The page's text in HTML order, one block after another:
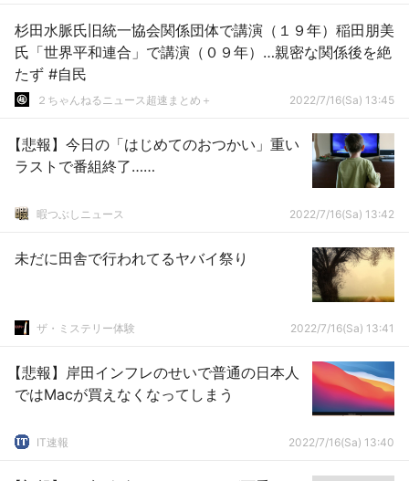
杉田水脈氏旧統一協会関係団体で講演（１９年）稲田朋美
氏「世界平和連合」で講演（０９年）…親密な関係後を絶
たず #自民
２ちゃんねるニュース超速まとめ＋ 2022/7/16(Sa) 13:45
【悲報】今日の「はじめてのおつかい」重い
ラストで番組終了……
暇つぶしニュース 2022/7/16(Sa) 13:42
未だに田舎で行われてるヤバイ祭り
ザ・ミステリー体験 2022/7/16(Sa) 13:41
【悲報】岸田インフレのせいで普通の日本人
ではMacが買えなくなってしまう
IT速報 2022/7/16(Sa) 13:40